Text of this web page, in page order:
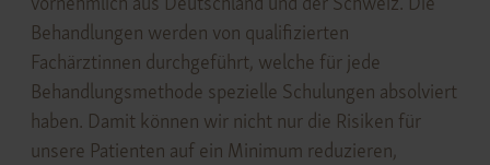
Behandlungen werden von qualifizierten
Fachärztinnen durchgeführt, welche für jede
Behandlungsmethode spezielle Schulungen absolviert
haben. Damit können wir nicht nur die Risiken für
unsere Patienten auf ein Minimum reduzieren,